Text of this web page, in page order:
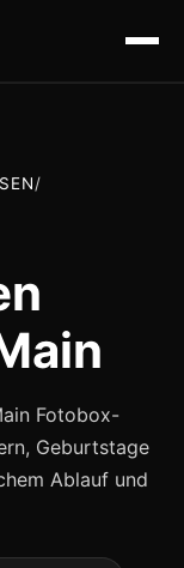
/
Fotobox-
Geburtstage
Ablauf und